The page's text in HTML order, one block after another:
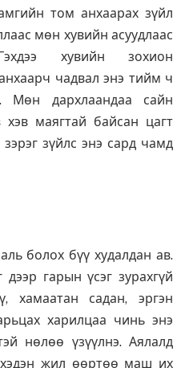
том анхаарах зүйл
мөн хувийн асуудлаас
хувийн зохион
чадвал энэ тийм ч
Мөн дархлаандаа сайн
маягтай байсан цагт
зүйлс энэ сард чамд
болох бүү худалдан ав.
гарын үсэг зурахгүй
хамаатан садан, эргэн
харилцаа чинь энэ
нөлөө үзүүлнэ. Аялалд
жил өөртөө маш их